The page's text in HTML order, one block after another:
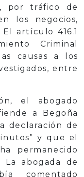
por tráfico de
los negocios,
artículo 416.1
Criminal
causas a los
entre
el abogado
a Begoña
declaración de
y que el
permanecido
La abogada de
comentado